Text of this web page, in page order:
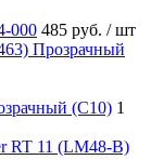
000 485 руб. / шт
(C10) 1